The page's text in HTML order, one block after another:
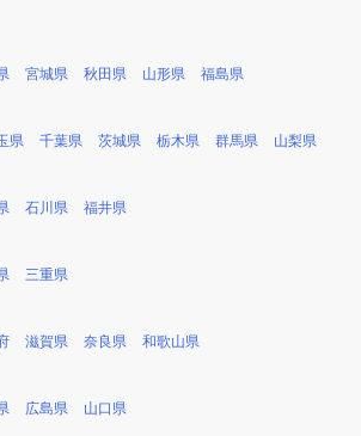
宮城県 秋田県 山形県 福島県
県 千葉県 茨城県 栃木県 群馬県 山梨県
石川県 福井県
三重県
滋賀県 奈良県 和歌山県
広島県 山口県